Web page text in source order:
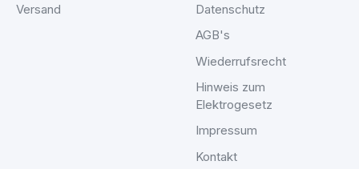
Versand
Datenschutz
AGB's
Wiederrufsrecht
Hinweis zum
Elektrogesetz
Impressum
Kontakt